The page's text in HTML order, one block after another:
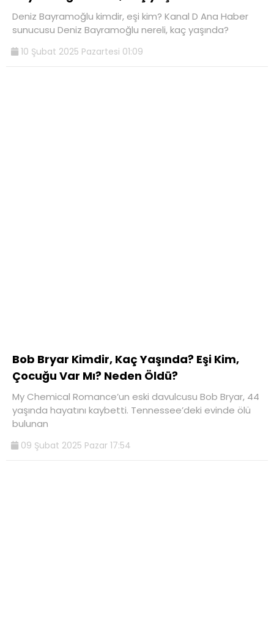
Deniz Bayramoğlu kimdir, eşi kim? Kanal D Ana Haber
sunucusu Deniz Bayramoğlu nereli, kaç yaşında?
10 Şubat 2025 Pazartesi 01:09
Bob Bryar Kimdir, Kaç Yaşında? Eşi Kim,
Çocuğu Var Mı? Neden Öldü?
My Chemical Romance’un eski davulcusu Bob Bryar, 44
yaşında hayatını kaybetti. Tennessee’deki evinde ölü
bulunan
09 Şubat 2025 Pazar 17:54